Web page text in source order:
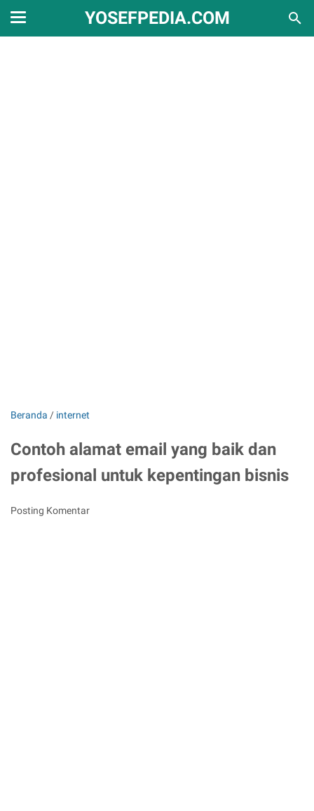
YOSEFPEDIA.COM
Beranda / internet
Contoh alamat email yang baik dan
profesional untuk kepentingan bisnis
Posting Komentar